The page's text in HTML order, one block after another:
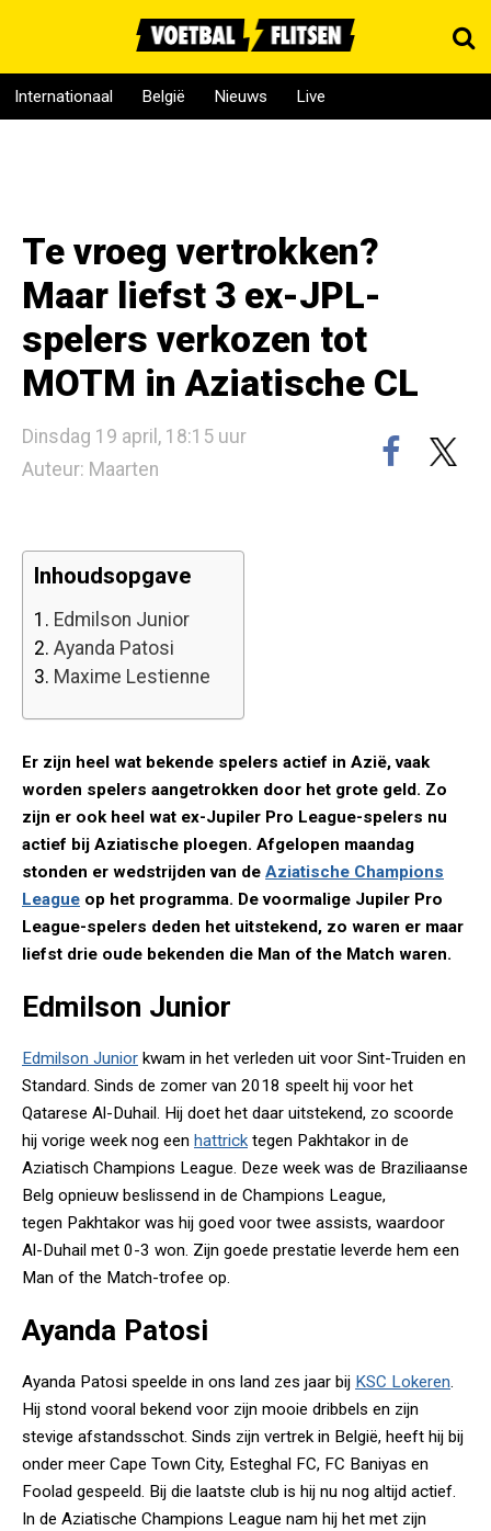
Internationaal België Nieuws Live
Te vroeg vertrokken?
Maar liefst 3 ex-JPL-
spelers verkozen tot
MOTM in Aziatische CL
Dinsdag 19 april, 18:15 uur
Auteur: Maarten
Inhoudsopgave
1. Edmilson Junior
2. Ayanda Patosi
3. Maxime Lestienne
Er zijn heel wat bekende spelers actief in Azië, vaak
worden spelers aangetrokken door het grote geld. Zo
zijn er ook heel wat ex-Jupiler Pro League-spelers nu
actief bij Aziatische ploegen. Afgelopen maandag
stonden er wedstrijden van de Aziatische Champions
League op het programma. De voormalige Jupiler Pro
League-spelers deden het uitstekend, zo waren er maar
liefst drie oude bekenden die Man of the Match waren.
Edmilson Junior
Edmilson Junior kwam in het verleden uit voor Sint-Truiden en
Standard. Sinds de zomer van 2018 speelt hij voor het
Qatarese Al-Duhail. Hij doet het daar uitstekend, zo scoorde
hij vorige week nog een hattrick tegen Pakhtakor in de
Aziatisch Champions League. Deze week was de Braziliaanse
Belg opnieuw beslissend in de Champions League,
tegen Pakhtakor was hij goed voor twee assists, waardoor
Al-Duhail met 0-3 won. Zijn goede prestatie leverde hem een
Man of the Match-trofee op.
Ayanda Patosi
Ayanda Patosi speelde in ons land zes jaar bij KSC Lokeren.
Hij stond vooral bekend voor zijn mooie dribbels en zijn
stevige afstandsschot. Sinds zijn vertrek in België, heeft hij bij
onder meer Cape Town City, Esteghal FC, FC Baniyas en
Foolad gespeeld. Bij die laatste club is hij nu nog altijd actief.
In de Aziatische Champions League nam hij het met zijn